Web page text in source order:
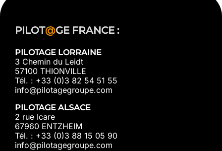
PILOT@GE FRANCE :
PILOTAGE LORRAINE
3 Chemin du Leidt
57100 THIONVILLE
Tél. : +33 (0)3 82 54 51 55
info@pilotagegroupe.com
PILOTAGE ALSACE
2 rue Icare
67960 ENTZHEIM
Tél. : +33 (0)3 88 15 05 90
info@pilotagegroupe.com